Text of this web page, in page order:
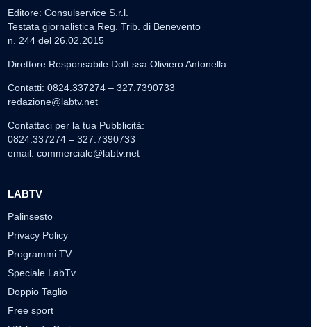
Editore: Consulservice S.r.l.
Testata giornalistica Reg. Trib. di Benevento
n. 244 del 26.02.2015
Direttore Responsabile Dott.ssa Oliviero Antonella
Contatti: 0824.337274 – 327.7390733
redazione@labtv.net
Contattaci per la tua Pubblicità:
0824.337274 – 327.7390733
email: commerciale@labtv.net
LABTV
Palinsesto
Privacy Policy
Programmi TV
Speciale LabTv
Doppio Taglio
Free sport